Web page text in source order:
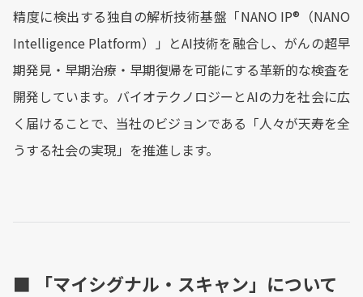
精度に検出する独自の解析技術基盤「NANO IP®︎（NANO
Intelligence Platform）」とAI技術を融合し、がんの超早
期発見・早期治療・早期復帰を可能にする革新的な検査を
開発しています。バイオテクノロジーとAIの力を社会に広
く届けることで、当社のビジョンである「人々が天寿を全
うする社会の実現」を推進します。
■ 「マイシグナル・スキャン」について